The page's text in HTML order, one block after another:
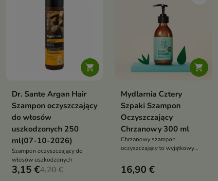

Dr. Sante Argan Hair
Szampon oczyszczający
do włosów
uszkodzonych 250
ml(07-10-2026)
Szampon oczyszczający do
włosów uszkodzonych
3,15 €4,20 €

Mydlarnia Cztery
Szpaki Szampon
Oczyszczający
Chrzanowy 300 ml
Chrzanowy szampon
oczyszczający to wyjątkowy
dogłębne oczyszczanie skóry
głowy z intensywną pielęgnacją
16,90 €